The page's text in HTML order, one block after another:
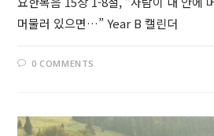
머물러 있으면…” Year B 캘린더
0 COMMENTS